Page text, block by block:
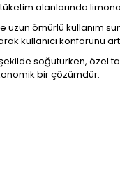
alanlarında
uzun ömürlü
kullanıcı konforunu
soğuturken,
bir çözümdür.